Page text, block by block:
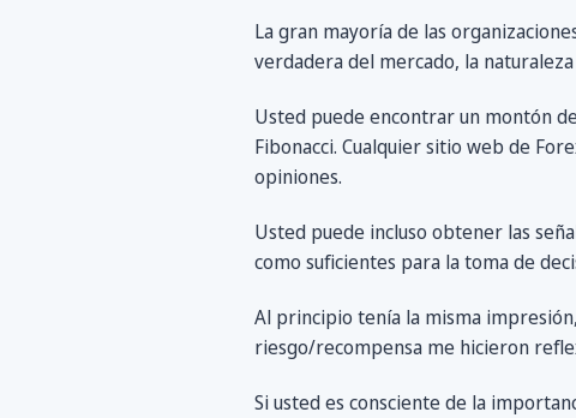
La gran mayoría de las
verdadera del mercado, la naturaleza
Usted puede encontrar un montón
Fibonacci. Cualquier sitio web de
opiniones.
Usted puede incluso obtener las
como suficientes para la toma de
Al principio tenía la misma
riesgo/recompensa me hicieron
Si usted es consciente de la